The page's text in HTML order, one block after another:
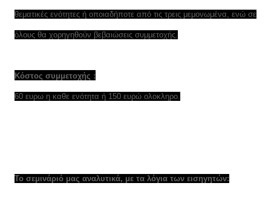
θεματικές ενότητες ή οποιαδήποτε από τις τρεις μεμονωμένα, ενώ σε
όλους θα χορηγηθούν βεβαιώσεις συμμετοχής.
Κόστος συμμετοχής :
60 ευρω η καθε ενότητα ή 150 ευρώ ολοκληρο.
Το σεμινάριό μας αναλυτικά, με τα λόγια των εισηγητών: